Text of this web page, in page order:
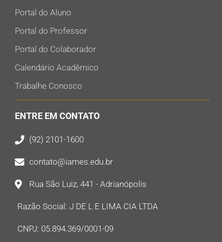
Portal do Aluno
Portal do Professor
Portal do Colaborador
Calendário Acadêmico
Trabalhe Conosco
ENTRE EM CONTATO
(92) 2101-1600
contato@iames.edu.br
Rua São Luiz, 441 - Adrianópolis
Razão Social: J DE L E LIMA CIA LTDA
CNPJ: 05.894.369/0001-09